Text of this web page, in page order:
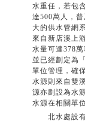
水重任，若包
達500萬人，
大的供水管網
來自新店溪上
水量可達378
並已經劃定為
單位管理，確
水源則來自雙
源亦劃設為水
水源在相關單
北水處設有